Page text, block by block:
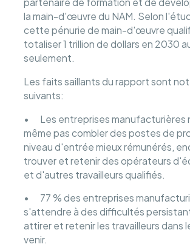
la main-d'œuvre du NAM. Selon
cette pénurie de main-d'œuvre
totaliser 1 trillion de dollars en 2030
seulement.
Les faits saillants du rapport sont
suivants:
• Les entreprises manufacturières
même pas combler des postes de
niveau d'entrée mieux rémunérés,
trouver et retenir des opérateurs
et d'autres travailleurs qualifiés.
• 77 % des entreprises
s'attendre à des difficultés
attirer et retenir les travailleurs dans
venir.